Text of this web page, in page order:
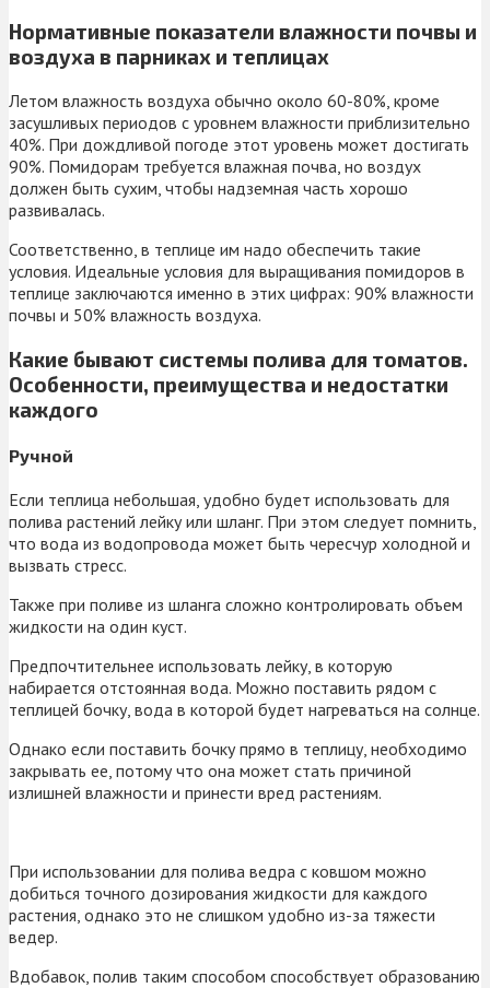
Нормативные показатели влажности почвы и
воздуха в парниках и теплицах
Летом влажность воздуха обычно около 60-80%, кроме
засушливых периодов с уровнем влажности приблизительно
40%. При дождливой погоде этот уровень может достигать
90%. Помидорам требуется влажная почва, но воздух
должен быть сухим, чтобы надземная часть хорошо
развивалась.
Соответственно, в теплице им надо обеспечить такие
условия. Идеальные условия для выращивания помидоров в
теплице заключаются именно в этих цифрах: 90% влажности
почвы и 50% влажность воздуха.
Какие бывают системы полива для томатов.
Особенности, преимущества и недостатки
каждого
Ручной
Если теплица небольшая, удобно будет использовать для
полива растений лейку или шланг. При этом следует помнить,
что вода из водопровода может быть чересчур холодной и
вызвать стресс.
Также при поливе из шланга сложно контролировать объем
жидкости на один куст.
Предпочтительнее использовать лейку, в которую
набирается отстоянная вода. Можно поставить рядом с
теплицей бочку, вода в которой будет нагреваться на солнце.
Однако если поставить бочку прямо в теплицу, необходимо
закрывать ее, потому что она может стать причиной
излишней влажности и принести вред растениям.
При использовании для полива ведра с ковшом можно
добиться точного дозирования жидкости для каждого
растения, однако это не слишком удобно из-за тяжести
ведер.
Вдобавок, полив таким способом способствует образованию